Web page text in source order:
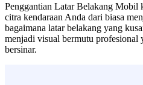
Penggantian Latar Belakang Mobil
citra kendaraan Anda dari biasa
bagaimana latar belakang yang
menjadi visual bermutu profesional
bersinar.